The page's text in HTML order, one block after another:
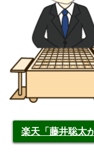
楽天「藤井聡太